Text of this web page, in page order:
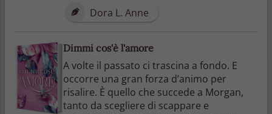
Dora L. Anne
Dimmi cos'è l'amore
A volte il passato ci trascina a fondo. E
occorre una gran forza d’animo per
risalire. È quello che succede a Morgan,
tanto da scegliere di scappare e